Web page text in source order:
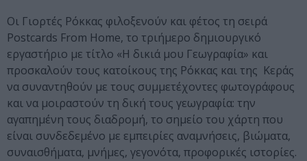
Οι Γιορτές Ρόκκας φιλοξενούν και φέτος τη σειρά
Postcards From Home, το τριήμερο δημιουργικό
εργαστήριο με τίτλο «Η δικιά μου Γεωγραφία» και
προσκαλούν τους κατοίκους της Ρόκκας και της Κεράς
να συναντηθούν με τους συμμετέχοντες φωτογράφους
και να μοιραστούν τη δική τους γεωγραφία: την
αγαπημένη τους διαδρομή, το σημείο του χάρτη που
είναι συνδεδεμένο με εμπειρίες αναμνήσεις, βιώματα,
συναισθήματα, μνήμες, γεγονότα, προφορικές ιστορίες.